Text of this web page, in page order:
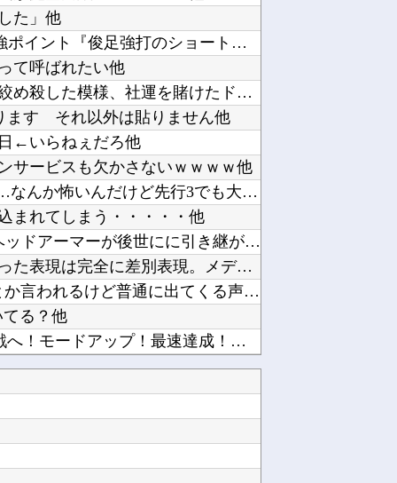
た」他
オイシ高義博(42盗塁)←カープの補強ポイント『俊足強打のショート＆広島出身』他
て呼ばれたい他
フジテレビが金の卵を産む鶏を自ら絞め殺した模様、社運を賭けたドル箱コンテンツが御蔵入りにな...
ます それ以外は貼りません他
←いらねぇだろ他
サービスも欠かさないｗｗｗｗ他
【ウマ娘】8月LoH開始まであと6日…なんか怖いんだけど先行3でも大丈夫かな？他
まれてしまう・・・・・他
【元祖SD】ニューガンダムHWSのヘッドアーマーが後世にに引き継がれなくて悲しい他
パヨ「れいわ信者、れいわ知能といった表現は完全に差別表現。メディアは放送禁止用語に指定する...
【ラブライブ！】?変な声出してるとか言われるけど普通に出てくる声なので面白いことやろうとし...
る？他
LモンキーターンRED「王道から挑戦へ！モードアップ！最速達成！ジャックイン！７揃い！」←...
【にじ甲2026】Winners2回戦第2試合：ロイヤルナイツ - 新台附属！ロイヤルナイ...
【BORUTO】うちはサスケ「神威を引いてくれサラダ。天照は使いにくいぞ！」他
バンナム社長「今後は自社IP・他社IPともに現行機で遊べない名作を積極的にリマスターしてい...
います」←これ他
めちゃくちゃ他